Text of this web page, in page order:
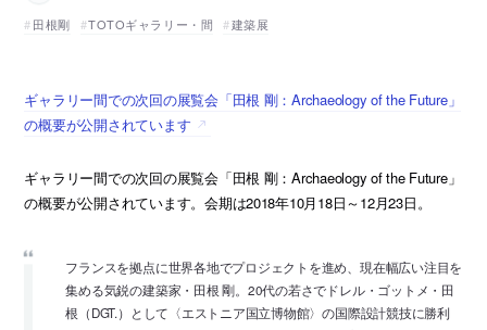
田根剛
TOTOギャラリー・間 建築展
ギャラリー間での次回の展覧会「田根 剛：Archaeology of the Future」
の概要が公開されています
ギャラリー間での次回の展覧会「田根 剛：Archaeology of the Future」
の概要が公開されています。会期は2018年10月18日～12月23日。
フランスを拠点に世界各地でプロジェクトを進め、現在幅広い注目を
集める気鋭の建築家・田根 剛。20代の若さでドレル・ゴットメ・田
根（DGT.）として〈エストニア国立博物館〉の国際設計競技に勝利